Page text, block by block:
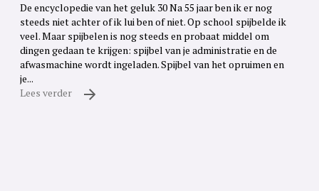
De encyclopedie van het geluk 30 Na 55 jaar ben ik er nog
steeds niet achter of ik lui ben of niet. Op school spijbelde ik
veel. Maar spijbelen is nog steeds en probaat middel om
dingen gedaan te krijgen: spijbel van je administratie en de
afwasmachine wordt ingeladen. Spijbel van het opruimen en
je...
Lees verder